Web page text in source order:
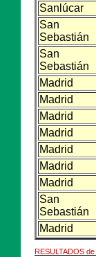
Sanlúcar
San
Sebastián
San
Sebastián
Madrid
Madrid
Madrid
Madrid
Madrid
Madrid
Madrid
San
Sebastián
Madrid
RESULTADOS